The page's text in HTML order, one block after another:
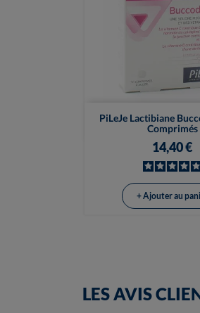
PiLeJe Lactibiane
Comprimés
14,40 €
Vue
+ Ajouter au
LES AVIS